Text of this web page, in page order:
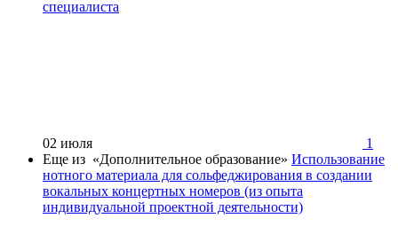
специалиста
02 июля
1
Еще из «Дополнительное образование» Использование
нотного материала для сольфеджирования в создании
вокальных концертных номеров (из опыта
индивидуальной проектной деятельности)